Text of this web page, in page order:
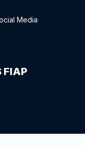
Media
FIAP